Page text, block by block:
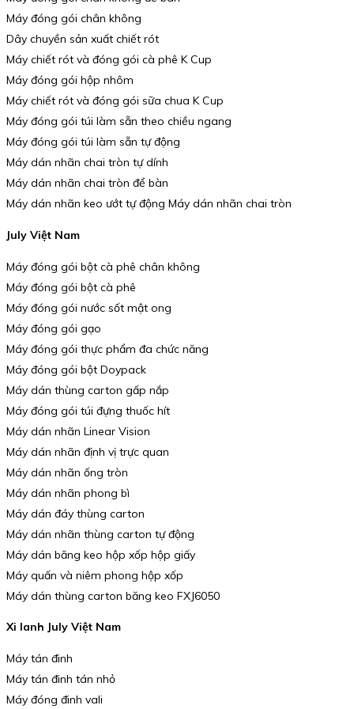
Máy đóng gói chân không
Dây chuyền sản xuất chiết rót
Máy chiết rót và đóng gói cà phê K Cup
Máy đóng gói hộp nhôm
Máy chiết rót và đóng gói sữa chua K Cup
Máy đóng gói túi làm sẵn theo chiều ngang
Máy đóng gói túi làm sẵn tự động
Máy dán nhãn chai tròn tự dính
Máy dán nhãn chai tròn để bàn
Máy dán nhãn keo ướt tự động Máy dán nhãn chai tròn
July Việt Nam
Máy đóng gói bột cà phê chân không
Máy đóng gói bột cà phê
Máy đóng gói nước sốt mật ong
Máy đóng gói gạo
Máy đóng gói thực phẩm đa chức năng
Máy đóng gói bột Doypack
Máy dán thùng carton gấp nắp
Máy đóng gói túi đựng thuốc hít
Máy dán nhãn Linear Vision
Máy dán nhãn định vị trực quan
Máy dán nhãn ống tròn
Máy dán nhãn phong bì
Máy dán đáy thùng carton
Máy dán nhãn thùng carton tự động
Máy dán băng keo hộp xốp hộp giấy
Máy quấn và niêm phong hộp xốp
Máy dán thùng carton băng keo FXJ6050
Xi lanh July Việt Nam
Máy tán đinh
Máy tán đinh tán nhỏ
Máy đóng đinh vali